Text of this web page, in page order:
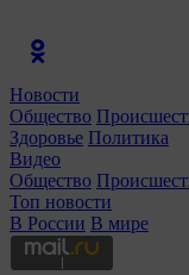
Новости
Общество
Здоровье Политика
Видео
Общество
Топ новости
В России В мире